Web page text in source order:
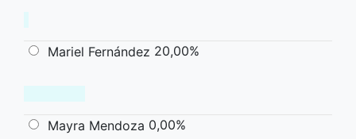
Mariel Fernández 20,00%
Mayra Mendoza 0,00%